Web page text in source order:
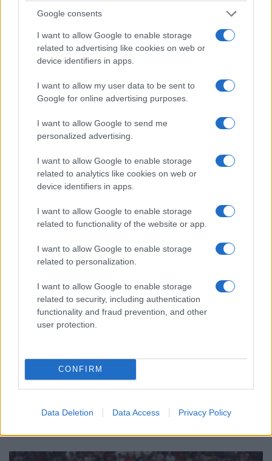
Google consents
I want to allow Google to enable storage
related to advertising like cookies on web or
device identifiers in apps.
I want to allow my user data to be sent to
Google for online advertising purposes.
I want to allow Google to send me
personalized advertising.
I want to allow Google to enable storage
related to analytics like cookies on web or
device identifiers in apps.
I want to allow Google to enable storage
related to functionality of the website or app.
I want to allow Google to enable storage
related to personalization.
I want to allow Google to enable storage
related to security, including authentication
functionality and fraud prevention, and other
user protection.
CONFIRM
Data Deletion Data Access Privacy Policy
ΑΘΛΗΤΙΣΜΟΣ
Αποκλεισμός για τον Τσιτσιπά στον δεύτερο γύρο
του Μόντρεαλ
Ευρωπαϊκό πρωτάθλημα σκοποβολής Κ23: Τρία
μετάλλια για την Ελλάδα
5/08/2026 - 8:43μμ